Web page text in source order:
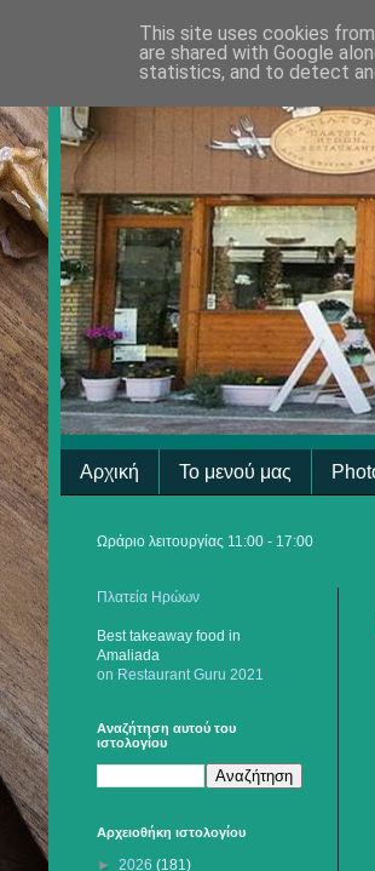
Αρχική Το μενού μας
Ωράριο λειτουργίας 11:00 - 17:00
Πλατεία Ηρώων
Best takeaway food in
Amaliada
on Restaurant Guru 2021
Αναζήτηση αυτού του
ιστολογίου
Αρχειοθήκη ιστολογίου
► 2026 (181)
This site uses cookies
are shared with Google
statistics, and to detect